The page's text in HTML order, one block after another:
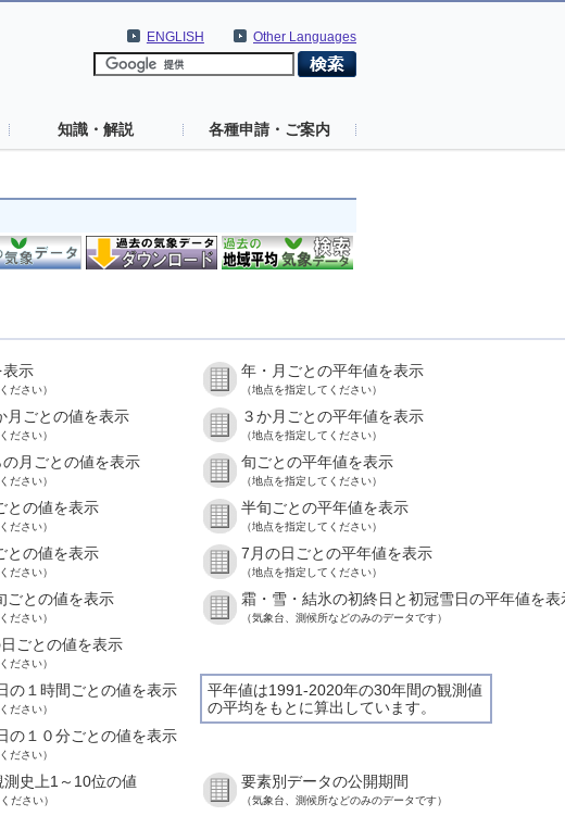
Other Languages
ENGLISH
知識・解説 各種申請・ご案内
示
ださい）
年・月ごとの平年値を表示
（地点を指定してください）
月ごとの値を表示
ださい）
３か月ごとの平年値を表示
（地点を指定してください）
月ごとの値を表示
ださい）
旬ごとの平年値を表示
（地点を指定してください）
との値を表示
ださい）
半旬ごとの平年値を表示
（地点を指定してください）
との値を表示
ださい）
7月の日ごとの平年値を表示
（地点を指定してください）
ごとの値を表示
ださい）
霜・雪・結氷の初終日と初冠雪日の平年値を表
（気象台、測候所などのみのデータです）
ごとの値を表示
ださい）
平年値は1991-2020年の30年間の観測値
の平均をもとに算出しています。
の１時間ごとの値を表示
ださい）
の１０分ごとの値を表示
ださい）
史上1～10位の値
ださい）
要素別データの公開期間
（気象台、測候所などのみのデータです）